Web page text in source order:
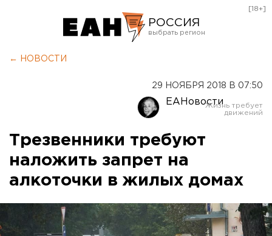
РОССИЯ
Оренбург
[18+]
← НОВОСТИ
29 НОЯБРЯ 2018 В 07:50
ЕАНовости
Трезвенники требуют
наложить запрет на
алкоточки в жилых домах